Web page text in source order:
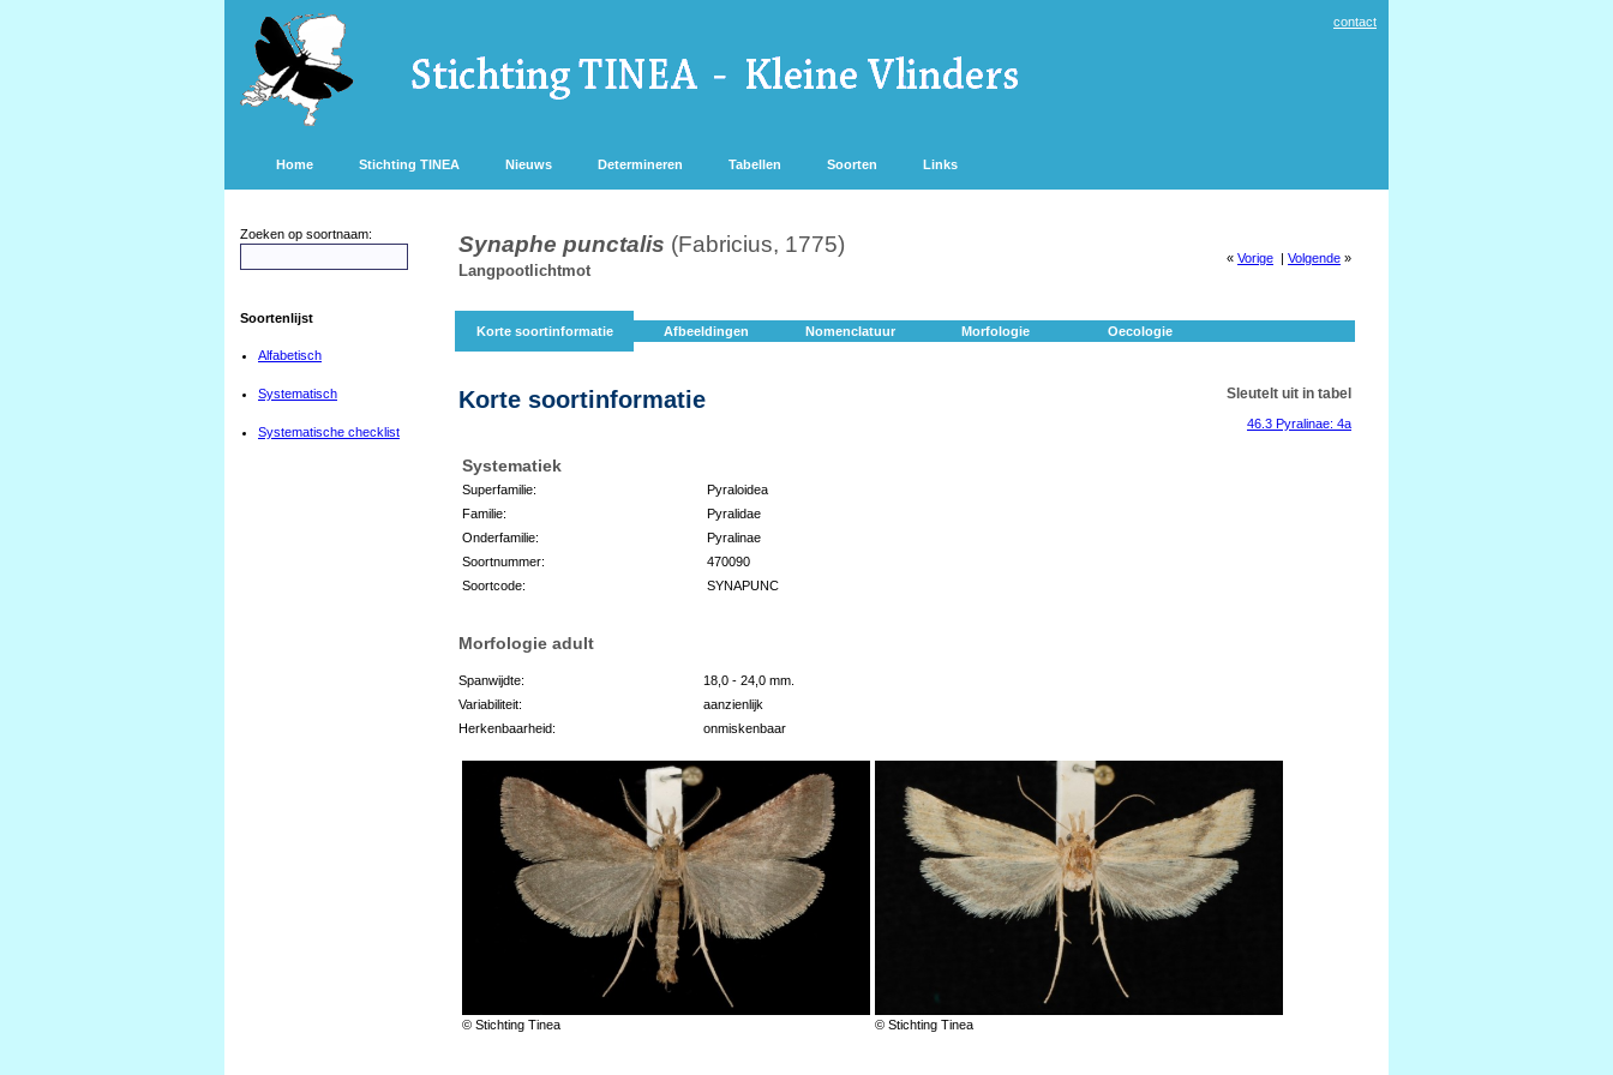
contact
Home Stichting TINEA Nieuws Determineren Tabellen Soorten Links
Zoeken op soortnaam:
Soortenlijst
Alfabetisch
Systematisch
Systematische checklist
Synaphe punctalis (Fabricius, 1775)
Langpootlichtmot
« Vorige | Volgende »
Korte soortinformatie Afbeeldingen Nomenclatuur Morfologie Oecologie
Korte soortinformatie
Systematiek
Superfamilie:
Pyraloidea
Familie:
Pyralidae
Onderfamilie:
Pyralinae
Soortnummer:
470090
Soortcode:
SYNAPUNC
Sleutelt uit in tabel
46.3 Pyralinae: 4a
Morfologie adult
Spanwijdte:
18,0 - 24,0 mm.
Variabiliteit:
aanzienlijk
Herkenbaarheid:
onmiskenbaar
© Stichting Tinea © Stichting Tinea